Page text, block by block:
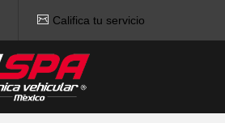
Califica tu servicio